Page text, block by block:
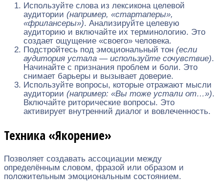
Используйте слова из лексикона целевой
аудитории (например, «стартаперы»,
«фрилансеры»). Анализируйте целевую
аудиторию и включайте их терминологию. Это
создает ощущение «своего» человека.
Подстройтесь под эмоциональный тон (если
аудитория устала — используйте сочувствие).
Начинайте с признания проблем и боли. Это
снимает барьеры и вызывает доверие.
Используйте вопросы, которые отражают мысли
аудитории (например: «Вы тоже устали от…»).
Включайте риторические вопросы. Это
активирует внутренний диалог и вовлеченность.
Техника «Якорение»
Позволяет создавать ассоциации между
определённым словом, фразой или образом и
положительным эмоциональным состоянием.